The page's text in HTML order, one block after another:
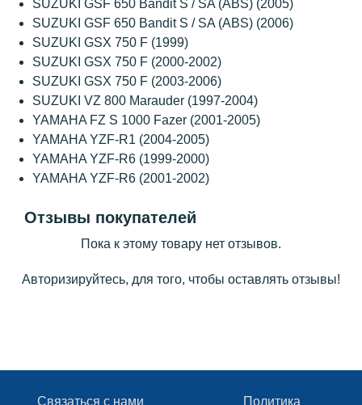
SUZUKI GSF 650 Bandit S / SA (ABS) (2005)
SUZUKI GSF 650 Bandit S / SA (ABS) (2006)
SUZUKI GSX 750 F (1999)
SUZUKI GSX 750 F (2000-2002)
SUZUKI GSX 750 F (2003-2006)
SUZUKI VZ 800 Marauder (1997-2004)
YAMAHA FZ S 1000 Fazer (2001-2005)
YAMAHA YZF-R1 (2004-2005)
YAMAHA YZF-R6 (1999-2000)
YAMAHA YZF-R6 (2001-2002)
Отзывы покупателей
Пока к этому товару нет отзывов.
Авторизируйтесь, для того, чтобы оставлять отзывы!
Связаться с нами Политика